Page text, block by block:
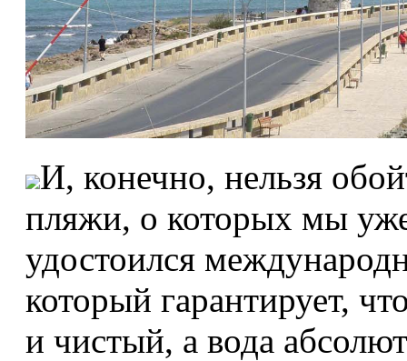
И, конечно, нельзя
пляжи, о которых мы
удостоился
который гарантирует,
и чистый, а вода